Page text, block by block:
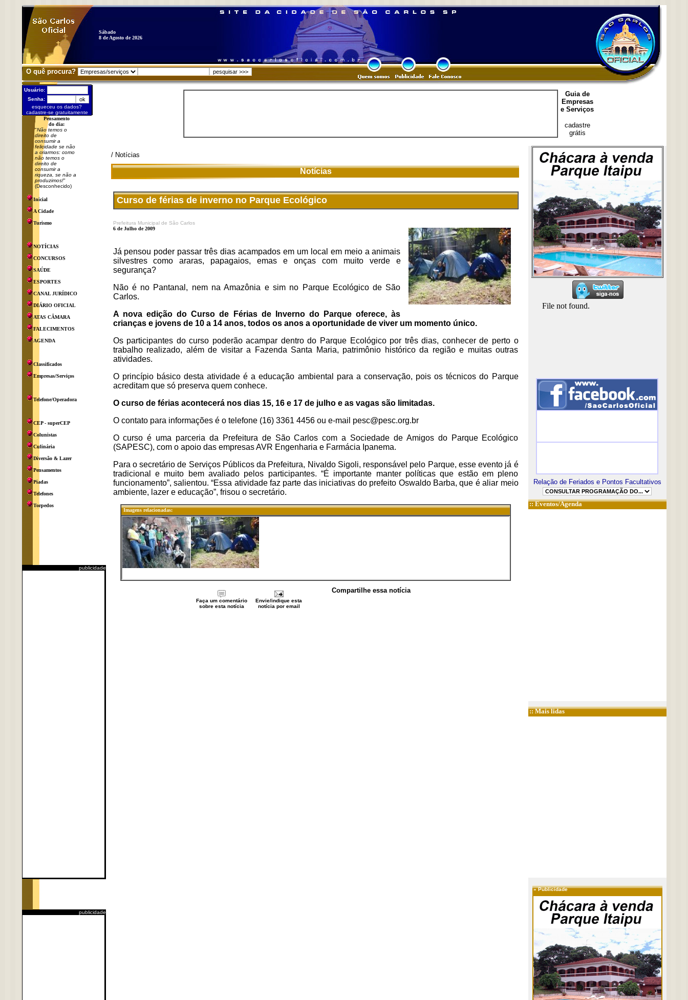
Sábado
8 de Agosto de 2026
O quê procura?
Usuário:
Senha:
esqueceu os dados?
cadastre-se gratuitamente
Pensamento
do dia:
"Não temos o
direito de
consumir a
felicidade se não
a criarmos: como
não temos o
direito de
consumir a
riqueza, se não a
produzimos!"
(Desconhecido)
Inicial
A Cidade
Turismo
NOTÍCIAS
CONCURSOS
SAÚDE
ESPORTES
CANAL JURÍDICO
DIÁRIO OFICIAL
ATAS CÂMARA
FALECIMENTOS
AGENDA
Classificados
Empresas/Serviços
Telefone/Operadora
CEP - superCEP
Colunistas
Culinária
Diversão & Lazer
Pensamentos
Piadas
Telefones
Torpedos
publicidade
publicidade
Guia de
Empresas
e Serviços
cadastre
grátis
/ Notícias
Notícias
Curso de férias de inverno no Parque Ecológico
Prefeitura Municipal de São Carlos
6 de Julho de 2009
Já pensou poder passar três dias acampados em um local em meio a animais
silvestres como araras, papagaios, emas e onças com muito verde e
segurança?
Não é no Pantanal, nem na Amazônia e sim no Parque Ecológico de São
Carlos.
A nova edição do Curso de Férias de Inverno do Parque oferece, às
crianças e jovens de 10 a 14 anos, todos os anos a oportunidade de viver um momento único.
Os participantes do curso poderão acampar dentro do Parque Ecológico por três dias, conhecer de perto o
trabalho realizado, além de visitar a Fazenda Santa Maria, patrimônio histórico da região e muitas outras
atividades.
O princípio básico desta atividade é a educação ambiental para a conservação, pois os técnicos do Parque
acreditam que só preserva quem conhece.
O curso de férias acontecerá nos dias 15, 16 e 17 de julho e as vagas são limitadas.
O contato para informações é o telefone (16) 3361 4456 ou e-mail pesc@pesc.org.br
O curso é uma parceria da Prefeitura de São Carlos com a Sociedade de Amigos do Parque Ecológico
(SAPESC), com o apoio das empresas AVR Engenharia e Farmácia Ipanema.
Para o secretário de Serviços Públicos da Prefeitura, Nivaldo Sigoli, responsável pelo Parque, esse evento já é
tradicional e muito bem avaliado pelos participantes. “É importante manter políticas que estão em pleno
funcionamento”, salientou. “Essa atividade faz parte das iniciativas do prefeito Oswaldo Barba, que é aliar meio
ambiente, lazer e educação”, frisou o secretário.
Imagens relacionadas:
Compartilhe essa notícia
Faça um comentário
sobre esta notícia
Envie/indique esta
notícia por email
Relação de Feriados e Pontos Facultativos
::Eventos/Agenda
:: Mais lidas
»Publicidade